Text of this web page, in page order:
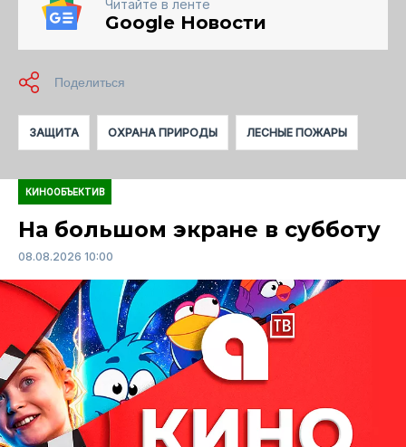
Читайте в ленте
Google Новости
ЗАЩИТА ОХРАНА ПРИРОДЫ ЛЕСНЫЕ ПОЖАРЫ
КИНООБЪЕКТИВ
На большом экране в субботу
08.08.2026 10:00